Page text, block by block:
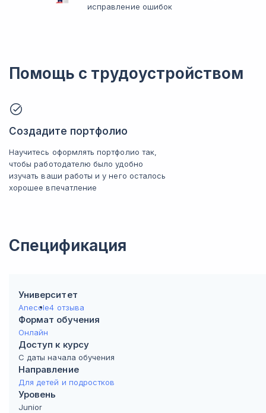
исправление ошибок
Помощь с трудоустройством
Создадите портфолио
Научитесь оформлять портфолио так,
чтобы работодателю было удобно
изучать ваши работы и у него осталось
хорошее впечатление
Спецификация
Университет
Anecole4 отзыва
Формат обучения
Онлайн
Доступ к курсу
С даты начала обучения
Направление
Для детей и подростков
Уровень
Junior